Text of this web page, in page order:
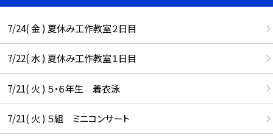
7/24( 金 ) 夏休み工作教室２日目
7/22( 水 ) 夏休み工作教室１日目
7/21( 火 ) ５・６年生 着衣泳
7/21( 火 ) ５組 ミニコンサート